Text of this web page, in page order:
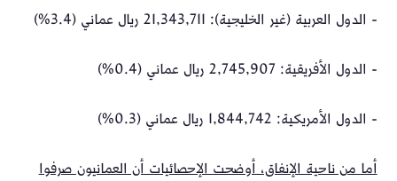
- الدول العربية (غير الخليجية): 21,343,711 ريال عماني (3.4%)
- الدول الأفريقية: 2,745,907 ريال عماني (0.4%)
- الدول الأمريكية: 1,844,742 ريال عماني (0.3%)
أما من ناحية الإنفاق، أوضحت الإحصائيات أن العمانيون صرفوا